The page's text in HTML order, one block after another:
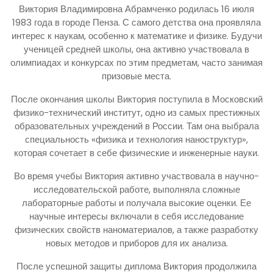
Виктория Владимировна Абрамченко родилась16 июля
1983 года в городе Пенза. С самого детства она проявляла
интерес к наукам, особенно к математике и физике. Будучи
ученицей средней школы, она активно участвовала в
олимпиадах и конкурсах по этим предметам, часто занимая
призовые места.
После окончания школы Виктория поступила в Московский
физико-технический институт, одно из самых престижных
образовательных учреждений в России. Там она выбрала
специальность «физика и технология наноструктур»,
которая сочетает в себе физические и инженерные науки.
Во время учебы Виктория активно участвовала в научно-
исследовательской работе, выполняла сложные
лабораторные работы и получала высокие оценки. Ее
научные интересы включали в себя исследование
физических свойств наноматериалов, а также разработку
новых методов и приборов для их анализа.
После успешной защиты диплома Виктория продолжила